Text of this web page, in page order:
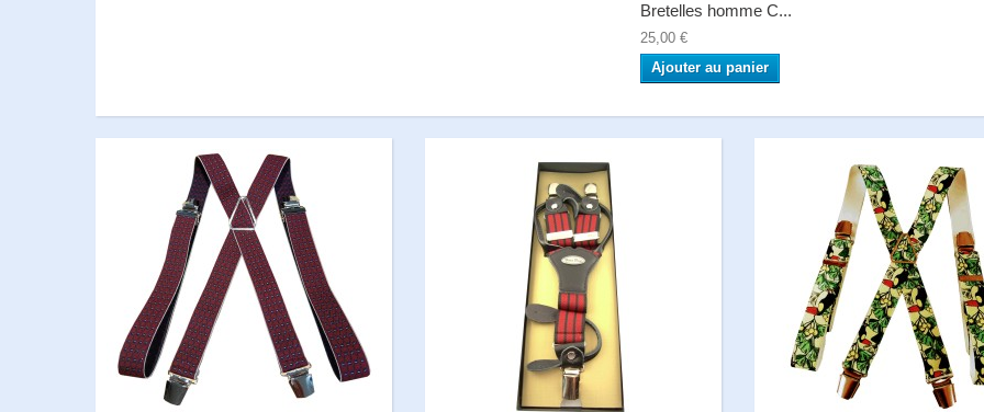
Bretelles homme C...
25,00 €
Ajouter au panier